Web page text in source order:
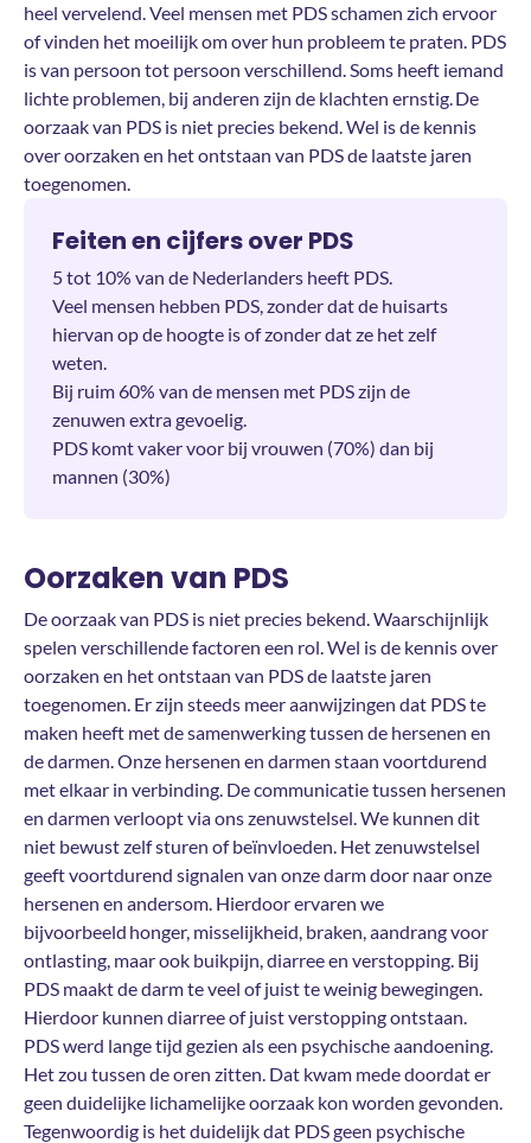
heel vervelend. Veel mensen met PDS schamen zich ervoor
of vinden het moeilijk om over hun probleem te praten. PDS
is van persoon tot persoon verschillend. Soms heeft iemand
lichte problemen, bij anderen zijn de klachten ernstig. De
oorzaak van PDS is niet precies bekend. Wel is de kennis
over oorzaken en het ontstaan van PDS de laatste jaren
toegenomen.
Feiten en cijfers over PDS
5 tot 10% van de Nederlanders heeft PDS.
Veel mensen hebben PDS, zonder dat de huisarts
hiervan op de hoogte is of zonder dat ze het zelf
weten.
Bij ruim 60% van de mensen met PDS zijn de
zenuwen extra gevoelig.
PDS komt vaker voor bij vrouwen (70%) dan bij
mannen (30%)
Oorzaken van PDS
De oorzaak van PDS is niet precies bekend. Waarschijnlijk
spelen verschillende factoren een rol. Wel is de kennis over
oorzaken en het ontstaan van PDS de laatste jaren
toegenomen. Er zijn steeds meer aanwijzingen dat PDS te
maken heeft met de samenwerking tussen de hersenen en
de darmen. Onze hersenen en darmen staan voortdurend
met elkaar in verbinding. De communicatie tussen hersenen
en darmen verloopt via ons zenuwstelsel. We kunnen dit
niet bewust zelf sturen of beïnvloeden. Het zenuwstelsel
geeft voortdurend signalen van onze darm door naar onze
hersenen en andersom. Hierdoor ervaren we
bijvoorbeeld honger, misselijkheid, braken, aandrang voor
ontlasting, maar ook buikpijn, diarree en verstopping. Bij
PDS maakt de darm te veel of juist te weinig bewegingen.
Hierdoor kunnen diarree of juist verstopping ontstaan.
PDS werd lange tijd gezien als een psychische aandoening.
Het zou tussen de oren zitten. Dat kwam mede doordat er
geen duidelijke lichamelijke oorzaak kon worden gevonden.
Tegenwoordig is het duidelijk dat PDS geen psychische